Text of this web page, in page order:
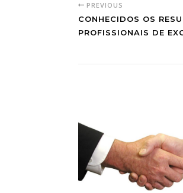
PREVIOUS
CONHECIDOS OS
PROFISSIONAIS DE